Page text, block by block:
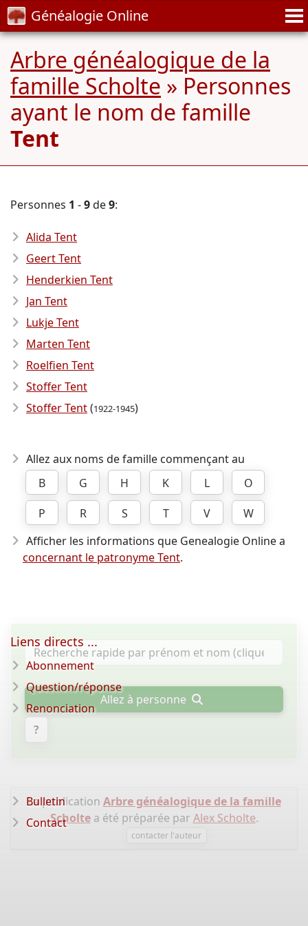
Généalogie Online
Arbre généalogique de la
famille Scholte » Personnes
ayant le nom de famille
Tent
Personnes 1 -9de9:
Alida Tent
Geert Tent
Henderkien Tent
Jan Tent
Lukje Tent
Marten Tent
Roelfien Tent
Stoffer Tent
Stoffer Tent(1922-1945)
Allez aux noms de famille commençant au
B
G H K L
O
P
R S T V
W
Afficher les informations que Genealogie Online a
concernant le patronyme Tent.
Allez à personne
?
La publication Arbre généalogique de la famille
Scholtea été préparée par Alex Scholte.
contacter l'auteur
Liens directs ...
Abonnement
Question/réponse
Renonciation
Bulletin
Contact